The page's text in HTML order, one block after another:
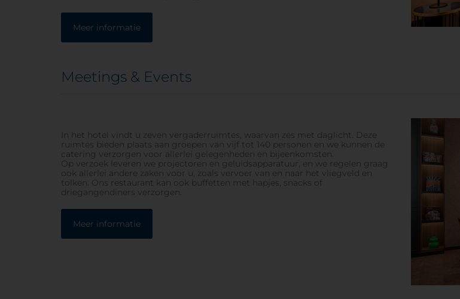
Meer informatie
Meetings & Events
In het hotel vindt u zeven vergaderruimtes, waarvan zes met daglicht. Deze
ruimtes bieden plaats aan groepen van vijf tot 140 personen en we kunnen de
catering verzorgen voor allerlei gelegenheden en bijeenkomsten.
Op verzoek leveren we projectoren en geluidsapparatuur, en we regelen graag
ook allerlei andere zaken voor u, zoals vervoer van en naar het vliegveld en
tolken. Ons restaurant kan ook buffetten met hapjes, snacks of
driegangendiners verzorgen.
Meer informatie